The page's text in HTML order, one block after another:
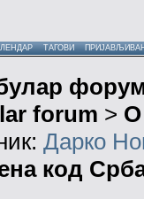
ТАГОВИ
forum > О
Дарко
код